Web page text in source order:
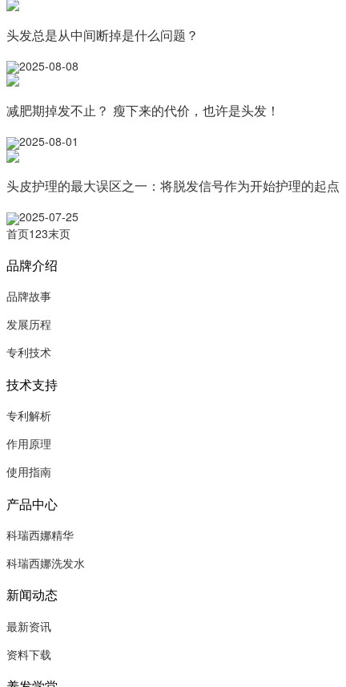
头发总是从中间断掉是什么问题？
2025-08-08
减肥期掉发不止？ 瘦下来的代价，也许是头发！
2025-08-01
头皮护理的最大误区之一：将脱发信号作为开始护理的起点
2025-07-25
首页123末页
品牌介绍
品牌故事
发展历程
专利技术
技术支持
专利解析
作用原理
使用指南
产品中心
科瑞西娜精华
科瑞西娜洗发水
新闻动态
最新资讯
资料下载